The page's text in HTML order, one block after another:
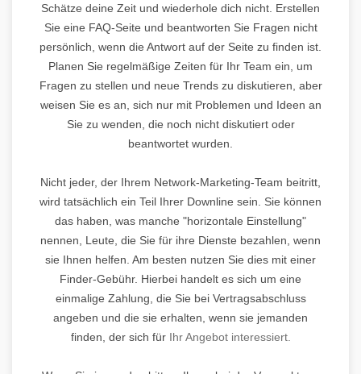
Schätze deine Zeit und wiederhole dich nicht. Erstellen
Sie eine FAQ-Seite und beantworten Sie Fragen nicht
persönlich, wenn die Antwort auf der Seite zu finden ist.
Planen Sie regelmäßige Zeiten für Ihr Team ein, um
Fragen zu stellen und neue Trends zu diskutieren, aber
weisen Sie es an, sich nur mit Problemen und Ideen an
Sie zu wenden, die noch nicht diskutiert oder
beantwortet wurden.
Nicht jeder, der Ihrem Network-Marketing-Team beitritt,
wird tatsächlich ein Teil Ihrer Downline sein. Sie können
das haben, was manche "horizontale Einstellung"
nennen, Leute, die Sie für ihre Dienste bezahlen, wenn
sie Ihnen helfen. Am besten nutzen Sie dies mit einer
Finder-Gebühr. Hierbei handelt es sich um eine
einmalige Zahlung, die Sie bei Vertragsabschluss
angeben und die sie erhalten, wenn sie jemanden
finden, der sich für Ihr Angebot interessiert.